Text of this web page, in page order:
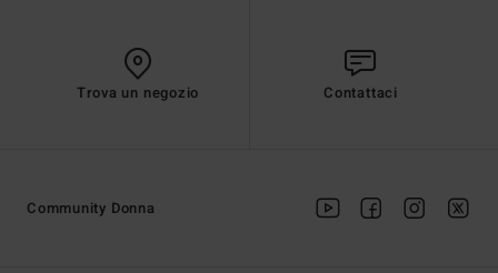
Trova un negozio Contattaci
Community Donna